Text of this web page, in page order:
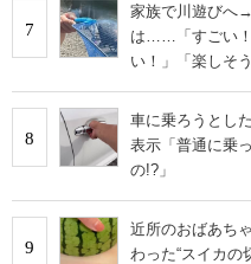
7
家族で川遊びへ
は……「すごい！
い！」「楽しそう
8
車に乗ろうとし
表示「普通に乗
の!?」
9
近所のおばあち
わった“スイカ